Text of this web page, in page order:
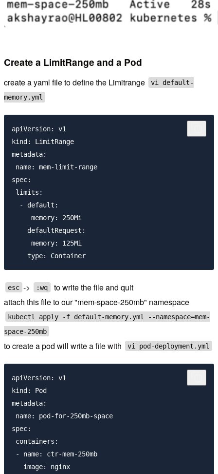
Create a LimitRange and a Pod
create a yaml file to define the Limitrange
vi default-
memory.yml
apiVersion: v1
kind: LimitRange
metadata:
name: mem-limit-range
spec:
limits:
  - default:
     memory: 250Mi
    defaultRequest:
     memory: 125Mi
esc -> :wq
to write the file and quit
attach this file to our "mem-space-250mb" namespace
kubectl apply -f default-memory.yml --namespace=mem-
space-250mb
to create a pod will write a file with vi pod-deployment.yml
apiVersion: v1
kind: Pod
metadata:
name: pod-for-250mb-space
spec:
containers:
- name: ctr-mem-250mb